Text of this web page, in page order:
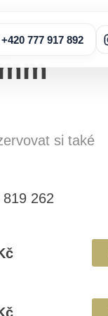
+420 777 917 892
si také
262